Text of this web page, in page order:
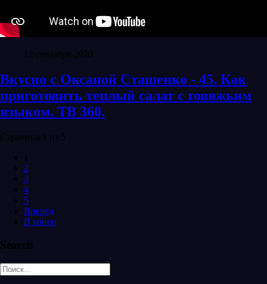
12 сентября 2020
Вкусно с Оксаной Сташенко - 45. Как
приготовить теплый салат с говяжьим
языком. ТВ 360.
Страница 1 из 5
1
2
3
4
5
Вперёд
В конец
Search